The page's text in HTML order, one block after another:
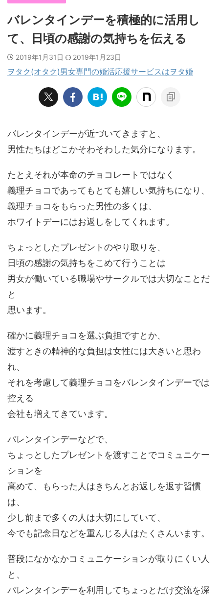
バレンタインデーを積極的に活用し
て、日頃の感謝の気持ちを伝える
2019年1月31日 2019年1月23日
ヲタク(オタク)男女専門の婚活応援サービスはヲタ婚
バレンタインデーが近づいてきますと、
男性たちはどこかそわそわした気分になります。
たとえそれが本命のチョコレートではなく
義理チョコであってもとても嬉しい気持ちになり、
義理チョコをもらった男性の多くは、
ホワイトデーにはお返しをしてくれます。
ちょっとしたプレゼントのやり取りを、
日頃の感謝の気持ちをこめて行うことは
男女が働いている職場やサークルでは大切なことだ
と
思います。
確かに義理チョコを選ぶ負担ですとか、
渡すときの精神的な負担は女性には大きいと思わ
れ、
それを考慮して義理チョコをバレンタインデーでは
控える
会社も増えてきています。
バレンタインデーなどで、
ちょっとしたプレゼントを渡すことでコミュニケー
ションを
高めて、もらった人はきちんとお返しを返す習慣
は、
少し前まで多くの人は大切にしていて、
今でも記念日などを重んじる人はたくさんいます。
普段になかなかコミュニケーションが取りにくい人
と、
バレンタインデーを利用してちょっとだけ交流を深